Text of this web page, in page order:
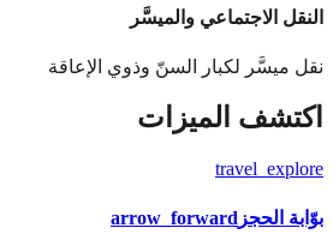
النقل الاجتماعي والميسَّر
نقل ميسَّر لكبار السنّ وذوي الإعاقة
اكتشف الميزات
travel_explore
بوّابة الحجز arrow_forward